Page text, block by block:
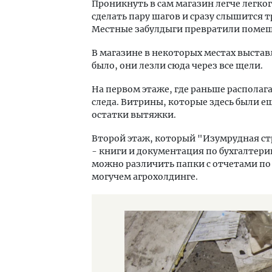
Проникнуть в сам магазин легче
сделать пару шагов и сразу слышится
Местные забулдыги превратили
В магазине в некоторых местах
было, они лезли сюда через все щели.
На первом этаже, где раньше
следа. Витрины, которые здесь были
остатки вытяжки.
Второй этаж, который "Изумрудная
- книги и документация по
можно различить папки с отчетами
могучем агрохолдинге.